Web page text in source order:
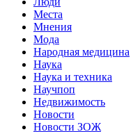
Места
Мнения
Мода
Народная медицина
Наука
Наука и техника
Научпоп
Недвижимость
Новости
Новости ЗОЖ